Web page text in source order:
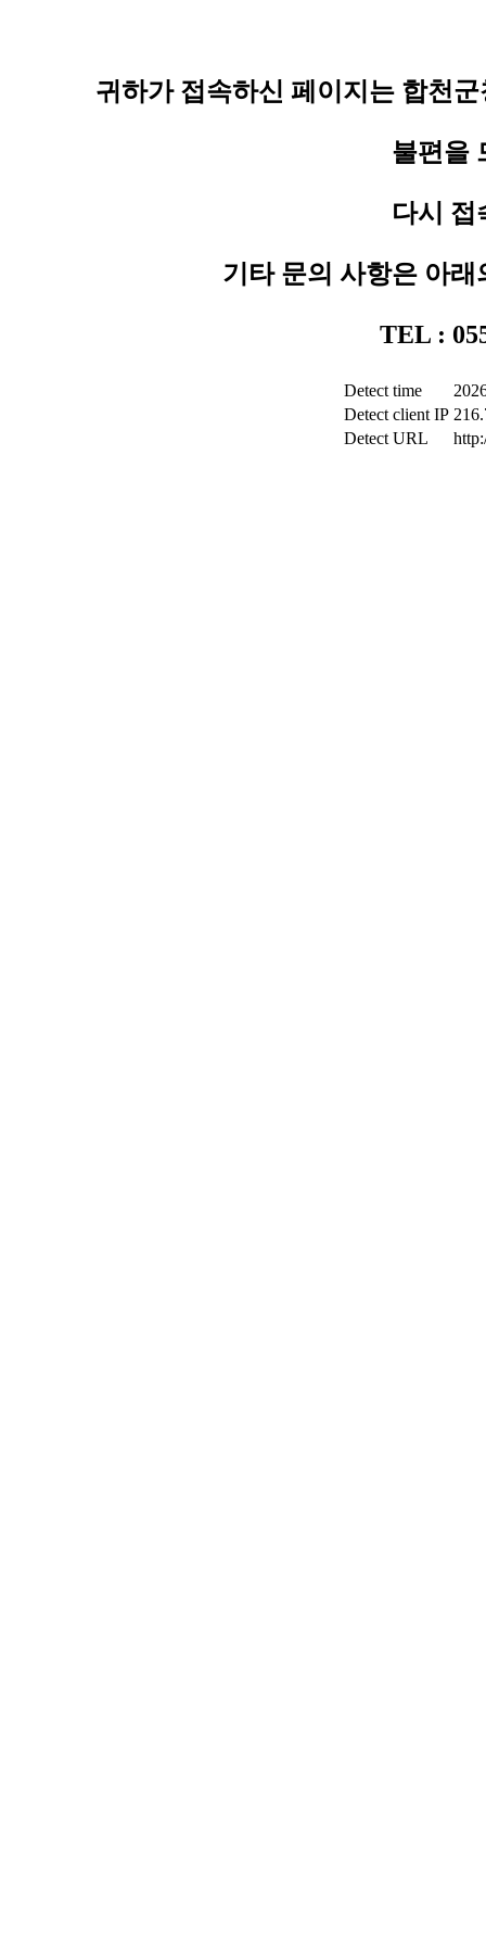
귀하가 접속하신 페이지는 합천
불편을
다시 접
기타 문의 사항은 아
TEL :
Detect time
Detect client IP
Detect URL